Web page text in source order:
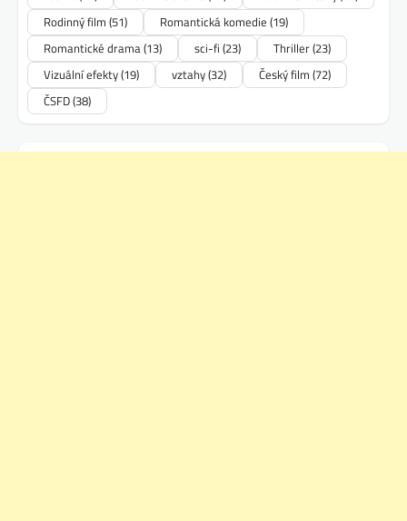
Rodinný film (51) Romantická komedie (19)
Romantické drama(13) sci-fi (23) Thriller(23)
Vizuální efekty(19) vztahy(32) Český film (72)
ČSFD(38)